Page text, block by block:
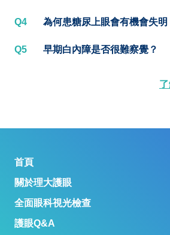
Q4 為何患糖尿上眼會有機會失明
Q5 早期白內障是否很難察覺？
首頁
關於理大護眼
全面眼科視光檢查
護眼Q&A